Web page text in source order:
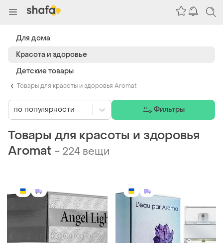
Товары для красоты и здоровья Aromat
Товары для красоты и здоровья
Aromat - 224 вещи
по популярности Фильтры
Для дома
Красота и здоровье
Детские товары